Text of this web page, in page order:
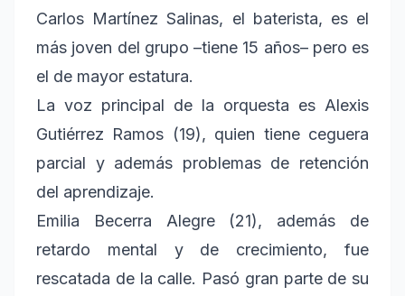
Carlos Martínez Salinas, el baterista, es el
más joven del grupo –tiene 15 años– pero es
el de mayor estatura.
La voz principal de la orquesta es Alexis
Gutiérrez Ramos (19), quien tiene ceguera
parcial y además problemas de retención
del aprendizaje.
Emilia Becerra Alegre (21), además de
retardo mental y de crecimiento, fue
rescatada de la calle. Pasó gran parte de su